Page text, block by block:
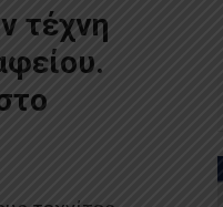
τέχνη